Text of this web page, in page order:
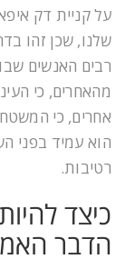
על קניית דק
שלנו, שכן זהו
רבים האנשים
מהאחרים, כי
אחרים, כי
הוא עמיד בפני
רטיבות.
כיצד
הדבר